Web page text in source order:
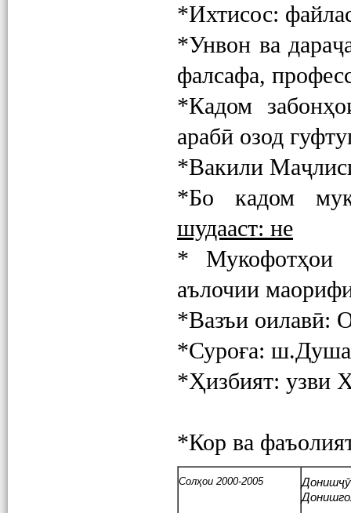
*Ихтисос:
*Унвон ва
фалсафа,
*Кадом
арабӣ озод
*Вакили
*Бо кадом
шудааст: не
* Мукофотҳои
аълочии
*Вазъи оилавӣ:
*Суроға:
*Ҳизбият: узви
*Кор ва
Солҳои 2000-2005